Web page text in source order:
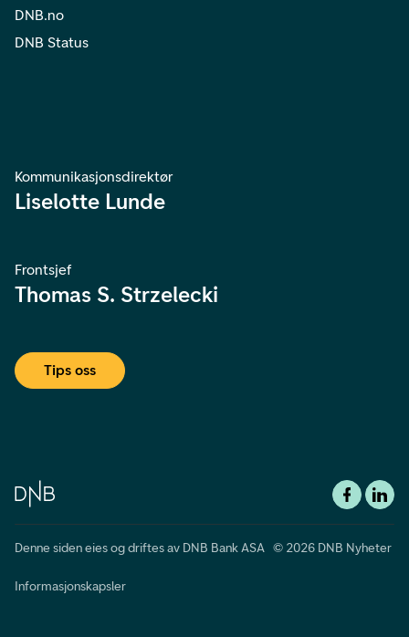
DNB.no
DNB Status
Kommunikasjonsdirektør
Liselotte Lunde
Frontsjef
Thomas S. Strzelecki
Tips oss
Denne siden eies og driftes av DNB Bank ASA © 2026 DNB Nyheter
Informasjonskapsler